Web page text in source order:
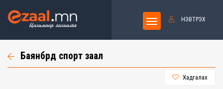
НЭВТРЭХ
Баянбүрд спорт заал
Хадгалах